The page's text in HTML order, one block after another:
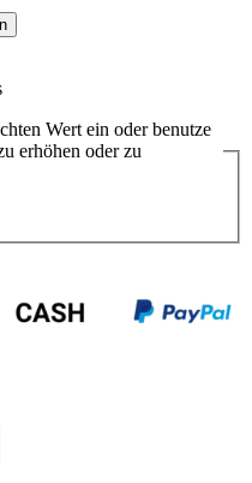
Wert ein oder benutze
erhöhen oder zu